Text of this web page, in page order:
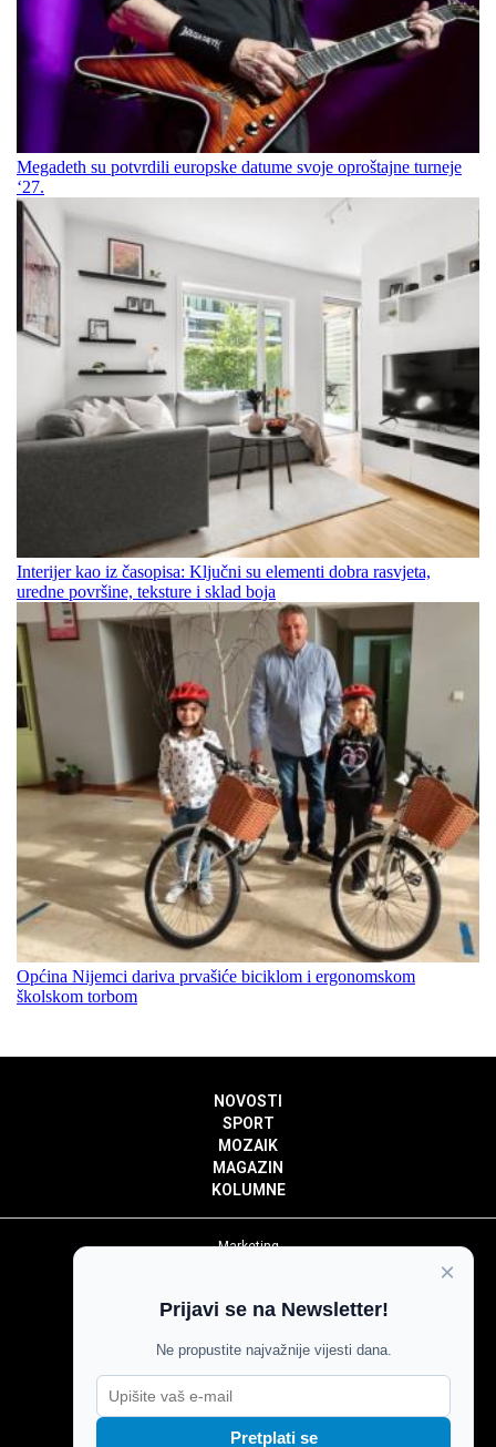
Megadeth su potvrdili europske datume svoje oproštajne turneje
‘27.
Interijer kao iz časopisa: Ključni su elementi dobra rasvjeta,
uredne površine, teksture i sklad boja
Općina Nijemci dariva prvašiće biciklom i ergonomskom
školskom torbom
NOVOSTI
SPORT
MOZAIK
MAGAZIN
KOLUMNE
Marketing
Impressum
Pravila komentiranja
Agroglas
×
Prijavi se na Newsletter!
Ne propustite najvažnije vijesti dana.
Pretplati se